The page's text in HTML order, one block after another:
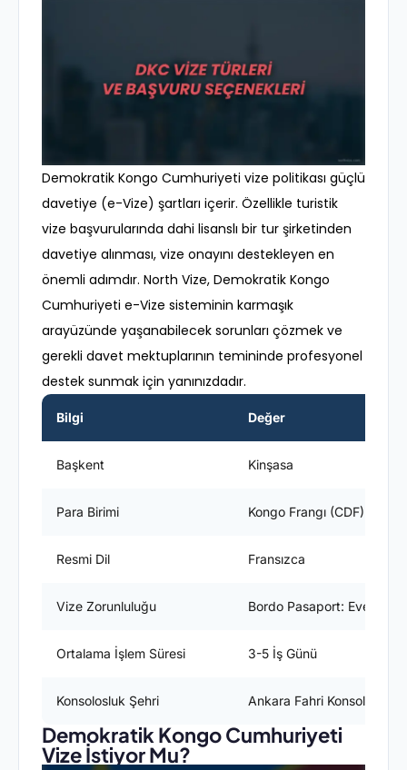
Demokratik Kongo Cumhuriyeti vize politikası güçlü
davetiye (e-Vize) şartları içerir. Özellikle turistik
vize başvurularında dahi lisanslı bir tur şirketinden
davetiye alınması, vize onayını destekleyen en
önemli adımdır. North Vize, Demokratik Kongo
Cumhuriyeti e-Vize sisteminin karmaşık
arayüzünde yaşanabilecek sorunları çözmek ve
gerekli davet mektuplarının temininde profesyonel
destek sunmak için yanınızdadır.
Bilgi Değer
Başkent Kinşasa
Para Birimi Kongo Frangı (CDF)
Resmi Dil Fransızca
Vize Zorunluluğu Bordo Pasaport: Evet /
Ortalama İşlem Süresi 3-5 İş Günü
Konsolosluk Şehri Ankara Fahri Konsolosluğu
Demokratik Kongo Cumhuriyeti
Vize İstiyor Mu?